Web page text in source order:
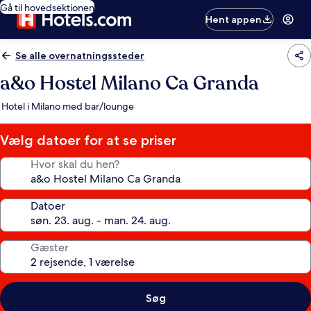
Gå til hovedsektionen
Hent appen
Se alle overnatningssteder
a&o Hostel Milano Ca Granda
Hotel i Milano med bar/lounge
Vælg datoer for at se priser
Hvor skal du hen?
Datoer
Gæster
Søg